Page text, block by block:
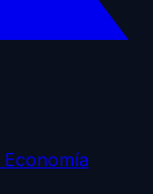
Economía